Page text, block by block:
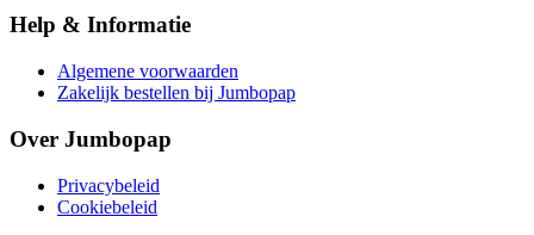
Help & Informatie
Algemene voorwaarden
Zakelijk bestellen bij Jumbopap
Over Jumbopap
Privacybeleid
Cookiebeleid